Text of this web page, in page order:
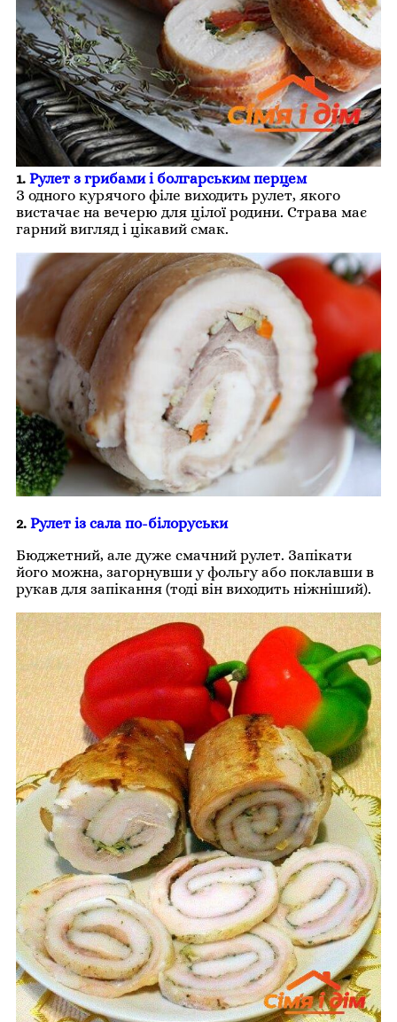
1. Рулет з грибами і болгарським перцем
З одного курячого філе виходить рулет, якого
вистачає на вечерю для цілої родини. Страва має
гарний вигляд і цікавий смак.
2. Рулет із сала по-білоруськи
Бюджетний, але дуже смачний рулет. Запікати
його можна, загорнувши у фольгу або поклавши в
рукав для запікання (тоді він виходить ніжніший).